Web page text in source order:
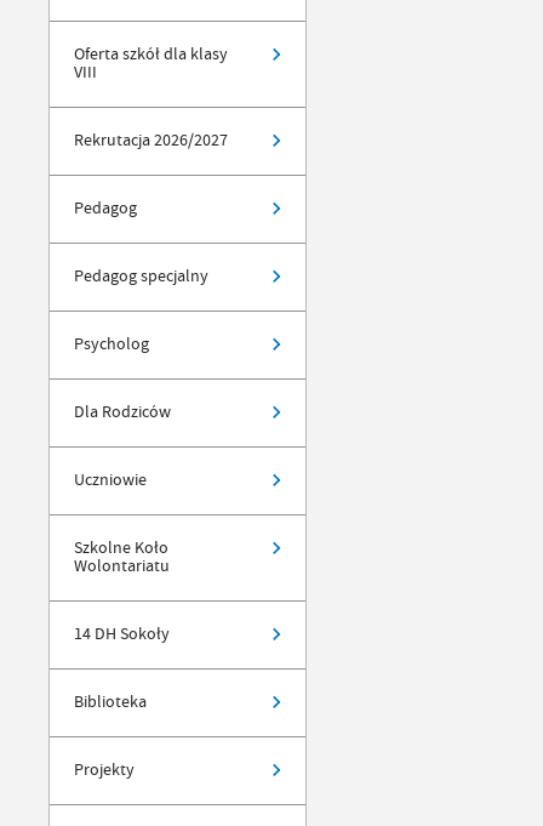
Oferta szkół dla klasy
VIII
Rekrutacja 2026/2027
Pedagog
Pedagog specjalny
Psycholog
Dla Rodziców
Uczniowie
Szkolne Koło
Wolontariatu
14 DH Sokoły
Biblioteka
Projekty